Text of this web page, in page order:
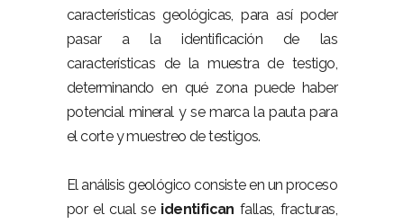
características geológicas, para así poder
pasar a la identificación de las
características de la muestra de testigo,
determinando en qué zona puede haber
potencial mineral y se marca la pauta para
el corte y muestreo de testigos.
El análisis geológico consiste en un proceso
por el cual se identifican fallas, fracturas,